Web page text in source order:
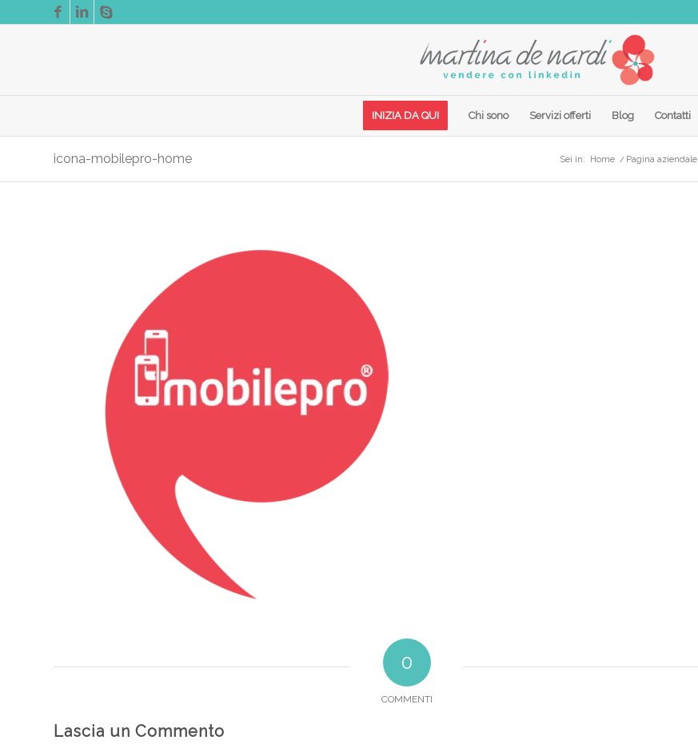
INIZIA DA QUI Chi sono Servizi offerti Blog Contatti
icona-mobilepro-home Sei in: Home / Pagina aziendale
0
COMMENTI
Lascia un Commento